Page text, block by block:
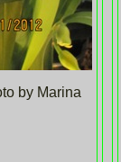
by Marina